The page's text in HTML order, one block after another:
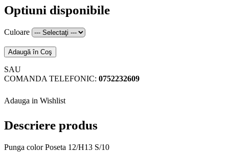
Optiuni disponibile
Culoare
Adaugă în Coş
SAU
COMANDA TELEFONIC: 0752232609
Adauga in Wishlist
Descriere produs
Punga color Poseta 12/H13 S/10